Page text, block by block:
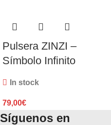
Pulsera ZINZI –
Símbolo Infinito
In stock
79,00€
Síguenos en